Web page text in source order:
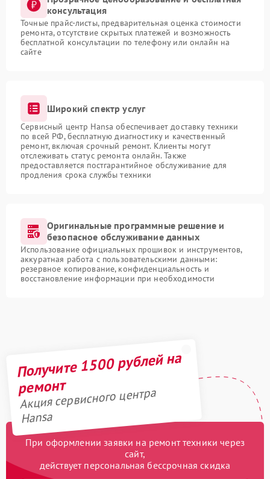
консультация
Точные прайс-листы, предварительная оценка стоимости
ремонта, отсутствие скрытых платежей и возможность
бесплатной консультации по телефону или онлайн на
сайте
Широкий спектр услуг
Сервисный центр Hansa обеспечивает доставку техники
по всей РФ, бесплатную диагностику и качественный
ремонт, включая срочный ремонт. Клиенты могут
отслеживать статус ремонта онлайн. Также
предоставляется постгарантийное обслуживание для
продления срока службы техники
Оригинальные программные решение и
безопасное обслуживание данных
Использование официальных прошивок и инструментов,
аккуратная работа с пользовательскими данными:
резервное копирование, конфиденциальность и
восстановление информации при необходимости
Получите 1500 рублей на
ремонт
Акция сервисного центра
Hansa
При оформлении заявки на ремонт техники через
сайт,
действует персональная бессрочная скидка